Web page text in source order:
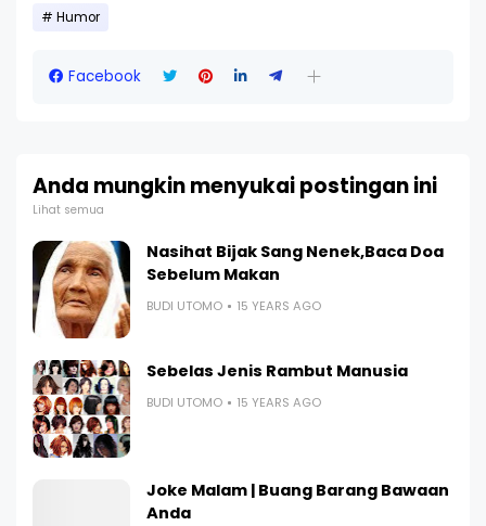
Humor
Facebook
Anda mungkin menyukai postingan ini
Lihat semua
Nasihat Bijak Sang Nenek,Baca Doa
Sebelum Makan
BUDI UTOMO 15 YEARS AGO
Sebelas Jenis Rambut Manusia
BUDI UTOMO 15 YEARS AGO
Joke Malam | Buang Barang Bawaan
Anda